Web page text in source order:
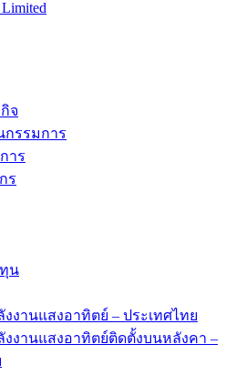
จ
กรรมการ
าร
ร
น
งานแสงอาทิตย์ – ประเทศไทย
งงานแสงอาทิตย์ติดตั้งบนหลังคา –